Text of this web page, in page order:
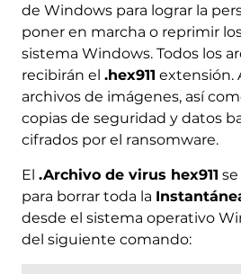
de Windows para lograr la
poner en marcha o reprimir
sistema Windows. Todos los
recibirán el .hex911 extensión.
archivos de imágenes, así
copias de seguridad y datos
cifrados por el ransomware.
El .Archivo de virus hex911
para borrar toda la
desde el sistema operativo
del siguiente comando: